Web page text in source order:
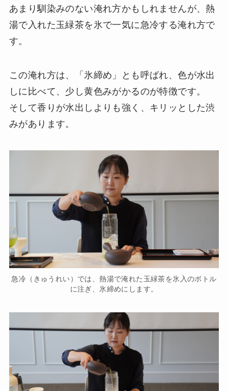
あまり馴染みのない淹れ方かもしれませんが、熱
湯で入れた玉緑茶を氷で一気に急冷する淹れ方で
す。
この淹れ方は、「氷締め」とも呼ばれ、色が水出
しに比べて、少し黄色みがかるのが特徴です。
そして香りが水出しよりも強く、キリッとした渋
みがあります。
急冷（きゅうれい）では、熱湯で淹れた玉緑茶を氷入のボトル
に注ぎ、氷締めにします。